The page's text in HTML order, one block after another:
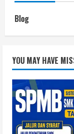
Blog
YOU MAY HAVE